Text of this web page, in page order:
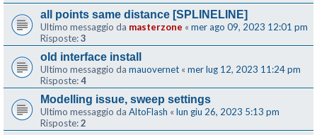
all points same distance [SPLINELINE]
Ultimo messaggio da masterzone « mer ago 09, 2023 12:01 pm
Risposte:3
old interface install
Ultimo messaggio da mauovernet « mer lug 12, 2023 11:24 pm
Risposte:4
Modelling issue, sweep settings
Ultimo messaggio da AltoFlash « lun giu 26, 2023 5:13 pm
Risposte:2